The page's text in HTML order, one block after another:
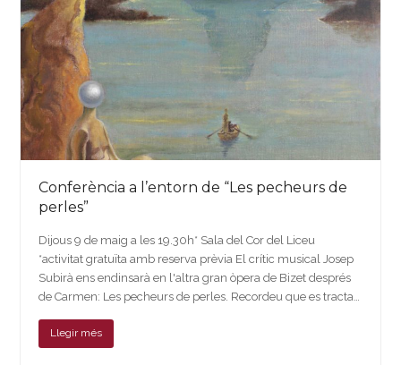
Conferència a l’entorn de “Les pecheurs de
perles”
Dijous 9 de maig a les 19.30h* Sala del Cor del Liceu
*activitat gratuïta amb reserva prèvia El crític musical Josep
Subirà ens endinsarà en l'altra gran òpera de Bizet després
de Carmen: Les pecheurs de perles. Recordeu que es tracta…
Llegir més